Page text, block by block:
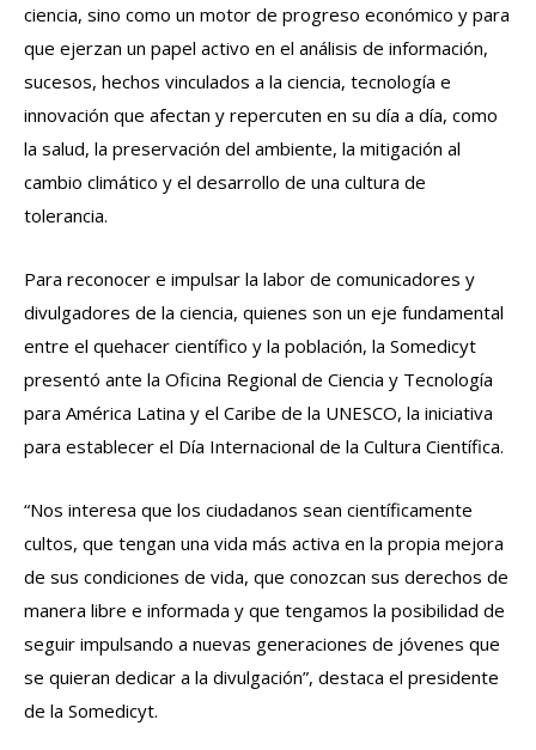
ciencia, sino como un motor de progreso económico y para
que ejerzan un papel activo en el análisis de información,
sucesos, hechos vinculados a la ciencia, tecnología e
innovación que afectan y repercuten en su día a día, como
la salud, la preservación del ambiente, la mitigación al
cambio climático y el desarrollo de una cultura de
tolerancia.
Para reconocer e impulsar la labor de comunicadores y
divulgadores de la ciencia, quienes son un eje fundamental
entre el quehacer científico y la población, la Somedicyt
presentó ante la Oficina Regional de Ciencia y Tecnología
para América Latina y el Caribe de la UNESCO, la iniciativa
para establecer el Día Internacional de la Cultura Científica.
“Nos interesa que los ciudadanos sean científicamente
cultos, que tengan una vida más activa en la propia mejora
de sus condiciones de vida, que conozcan sus derechos de
manera libre e informada y que tengamos la posibilidad de
seguir impulsando a nuevas generaciones de jóvenes que
se quieran dedicar a la divulgación”, destaca el presidente
de la Somedicyt.